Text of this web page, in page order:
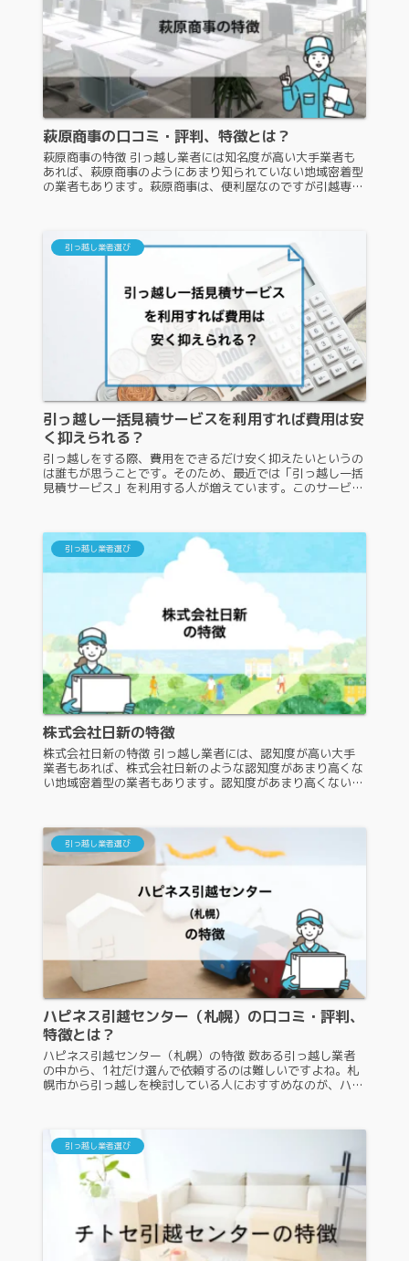
萩原商事の口コミ・評判、特徴とは？
萩原商事の特徴 引っ越し業者には知名度が高い大手業者も
あれば、萩原商事のようにあまり知られていない地域密着型
の業者もあります。萩原商事は、便利屋なのですが引越専門
引っ越し業者選び
引っ越し一括見積サービスを利用すれば費用は安
く抑えられる？
引っ越しをする際、費用をできるだけ安く抑えたいというの
は誰もが思うことです。そのため、最近では「引っ越し一括
見積サービス」を利用する人が増えています。このサービス
引っ越し業者選び
株式会社日新の特徴
株式会社日新の特徴 引っ越し業者には、認知度が高い大手
業者もあれば、株式会社日新のような認知度があまり高くな
い地域密着型の業者もあります。認知度があまり高くない引
引っ越し業者選び
ハピネス引越センター（札幌）の口コミ・評判、
特徴とは？
ハピネス引越センター（札幌）の特徴 数ある引っ越し業者
の中から、1社だけ選んで依頼するのは難しいですよね。札
幌市から引っ越しを検討している人におすすめなのが、ハピ
引っ越し業者選び